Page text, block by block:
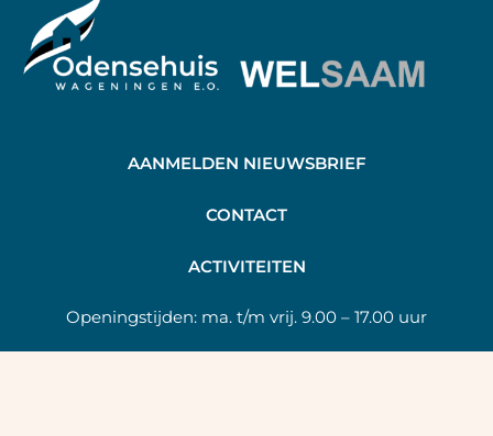
AANMELDEN NIEUWSBRIEF
CONTACT
ACTIVITEITEN
Openingstijden: ma. t/m vrij. 9.00 – 17.00 uur